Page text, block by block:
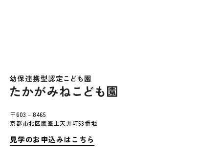
〒603－8465
京都市北区鷹峯土天井町53番地
見学のお申込みはこちら